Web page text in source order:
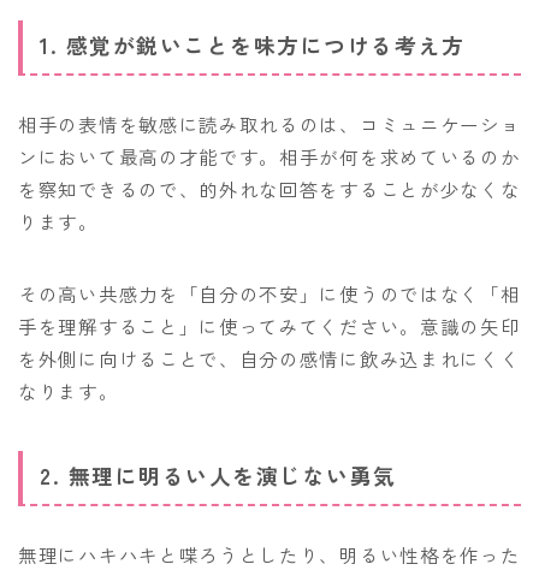
1. 感覚が鋭いことを味方につける考え方
相手の表情を敏感に読み取れるのは、コミュニケーショ
ンにおいて最高の才能です。相手が何を求めているのか
を察知できるので、的外れな回答をすることが少なくな
ります。
その高い共感力を「自分の不安」に使うのではなく「相
手を理解すること」に使ってみてください。意識の矢印
を外側に向けることで、自分の感情に飲み込まれにくく
なります。
2. 無理に明るい人を演じない勇気
無理にハキハキと喋ろうとしたり、明るい性格を作った